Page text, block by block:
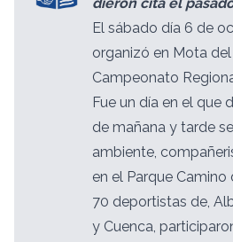
El sábado día 6 de
organizó en Mota del
Campeonato
Fue un día en el que
de mañana y tarde
ambiente,
en el Parque Camino
70 deportistas de,
y Cuenca,